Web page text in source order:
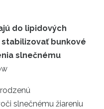
do lipidových
bunkové
slnečnému
slnečnému žiareniu